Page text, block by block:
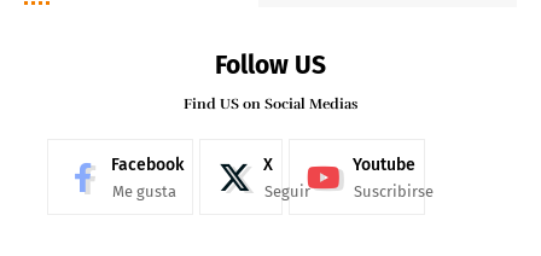
Follow US
Find US on Social Medias
Facebook
Me gusta
X
Seguir
Youtube
Suscribirse